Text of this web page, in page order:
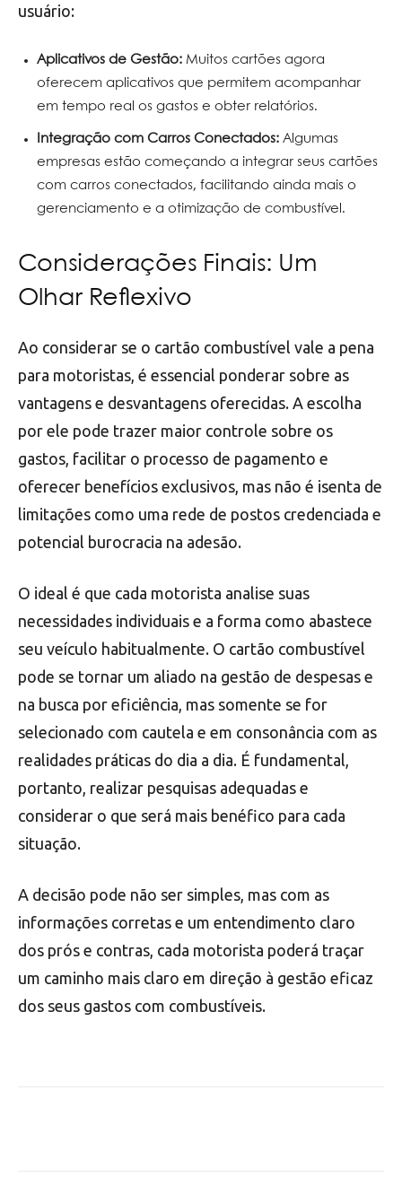
usuário:
Aplicativos de Gestão: Muitos cartões agora
oferecem aplicativos que permitem acompanhar
em tempo real os gastos e obter relatórios.
Integração com Carros Conectados: Algumas
empresas estão começando a integrar seus cartões
com carros conectados, facilitando ainda mais o
gerenciamento e a otimização de combustível.
Considerações Finais: Um
Olhar Reflexivo
Ao considerar se o cartão combustível vale a pena
para motoristas, é essencial ponderar sobre as
vantagens e desvantagens oferecidas. A escolha
por ele pode trazer maior controle sobre os
gastos, facilitar o processo de pagamento e
oferecer benefícios exclusivos, mas não é isenta de
limitações como uma rede de postos credenciada e
potencial burocracia na adesão.
O ideal é que cada motorista analise suas
necessidades individuais e a forma como abastece
seu veículo habitualmente. O cartão combustível
pode se tornar um aliado na gestão de despesas e
na busca por eficiência, mas somente se for
selecionado com cautela e em consonância com as
realidades práticas do dia a dia. É fundamental,
portanto, realizar pesquisas adequadas e
considerar o que será mais benéfico para cada
situação.
A decisão pode não ser simples, mas com as
informações corretas e um entendimento claro
dos prós e contras, cada motorista poderá traçar
um caminho mais claro em direção à gestão eficaz
dos seus gastos com combustíveis.